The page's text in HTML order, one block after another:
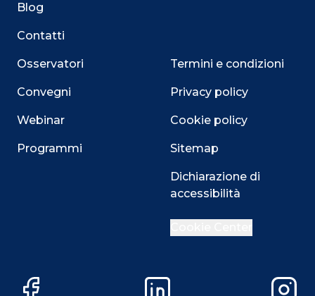
Blog
Contatti
Osservatori
Convegni
Webinar
Programmi
Termini e condizioni
Privacy policy
Cookie policy
Sitemap
Dichiarazione di
accessibilità